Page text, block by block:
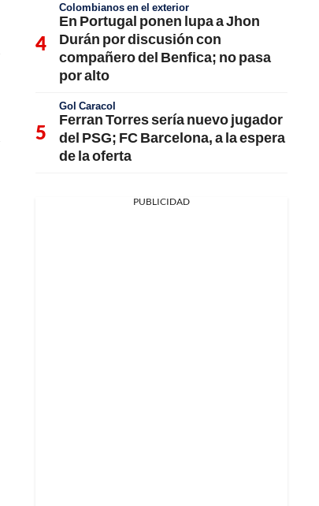
Colombianos en el exterior
En Portugal ponen lupa a Jhon
Durán por discusión con
compañero del Benfica; no pasa
por alto
Gol Caracol
Ferran Torres sería nuevo jugador
del PSG; FC Barcelona, a la espera
de la oferta
PUBLICIDAD